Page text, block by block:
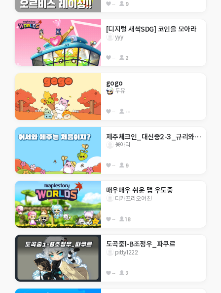
-- 9
[디지털 새싹SDG] 코인을 모아라
yyy
-- 2
gogo
두유
-- --
제주체크인_대신중2-3_규리와 함께하는 제주 여행
옹아리
-- 9
매우매우 쉬운 맵 우도중
디카프리오여친
-- 18
도곡중1-B조정우_파쿠르
pitty1222
-- 2